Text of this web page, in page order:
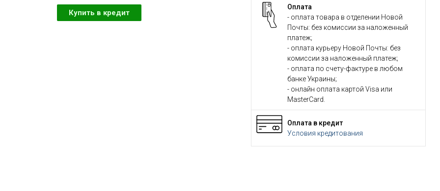
Купить в кредит
Оплата
- оплата товара в отделении Новой
Почты: без комиссии за наложенный
платеж;
- оплата курьеру Новой Почты: без
комиссии за наложенный платеж;
- оплата по счету-фактуре в любом
банке Украины;
- онлайн оплата картой Visa или
MasterCard.
Оплата в кредит
Условия кредитования